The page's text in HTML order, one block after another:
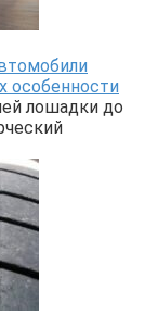
особенности
лошадки до